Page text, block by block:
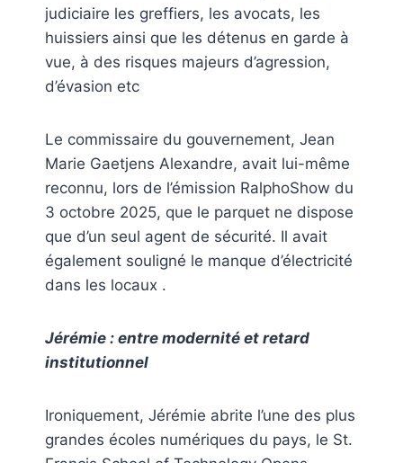
judiciaire les greffiers, les avocats, les
huissiers ainsi que les détenus en garde à
vue, à des risques majeurs d’agression,
d’évasion etc
Le commissaire du gouvernement, Jean
Marie Gaetjens Alexandre, avait lui-même
reconnu, lors de l’émission RalphoShow du
3 octobre 2025, que le parquet ne dispose
que d’un seul agent de sécurité. Il avait
également souligné le manque d’électricité
dans les locaux .
Jérémie : entre modernité et retard
institutionnel
Ironiquement, Jérémie abrite l’une des plus
grandes écoles numériques du pays, le St.